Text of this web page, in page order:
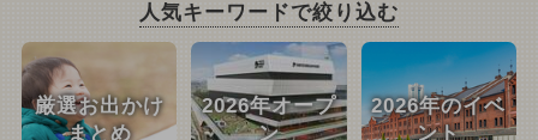
人気キーワードで絞り込む
厳選お出かけ
まとめ
2026年オープ
ン
2026年のイベ
ント